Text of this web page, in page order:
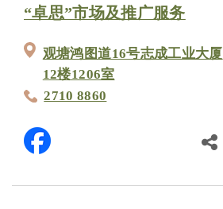
“卓思”市场及推广服务
观塘鸿图道16号志成工业大厦
12楼1206室
2710 8860